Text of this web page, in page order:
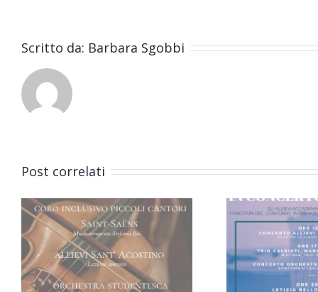
Scritto da: Barbara Sgobbi
Post correlati
18 Giugno in
Concerto sul
lago a